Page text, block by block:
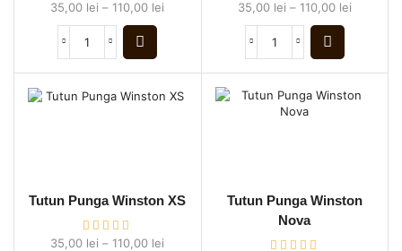
35,00 lei – 110,00 lei
35,00 lei – 110,00 lei
Tutun Punga Winston XS
35,00 lei – 110,00 lei
Tutun Punga Winston
Nova